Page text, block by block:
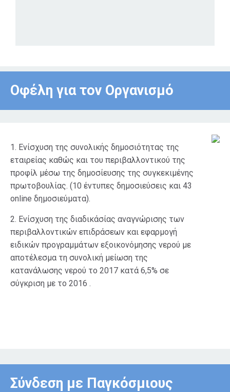
Οφέλη για τον Οργανισμό
1. Ενίσχυση της συνολικής δημοσιότητας της
εταιρείας καθώς και του περιβαλλοντικού της
προφίλ μέσω της δημοσίευσης της συγκεκιμένης
πρωτοβουλίας. (10 έντυπες δημοσιεύσεις και 43
online δημοσιεύματα).
2. Ενίσχυση της διαδικάσίας αναγνώρισης των
περιβαλλοντικών επιδράσεων και εφαρμογή
ειδικών προγραμμάτων εξοικονόμησης νερού με
αποτέλεσμα τη συνολική μείωση της
κατανάλωσης νερού το 2017 κατά 6,5% σε
σύγκριση με το 2016 .
Σύνδεση με Παγκόσμιους